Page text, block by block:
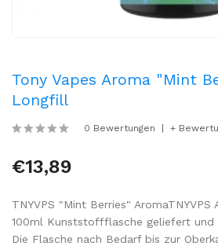
Tony Vapes Aroma "Mint
Longfill
0 Bewertungen +
€13,89
TNYVPS "Mint Berries"
100ml Kunststoffflasche geliefert und
Die Flasche nach Bedarf bis zur